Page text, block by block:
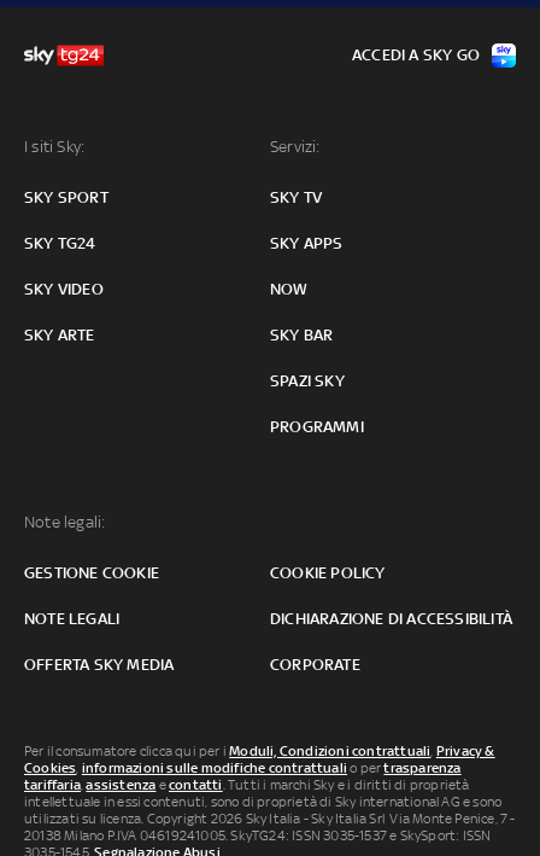
I siti Sky:
SKY SPORT
SKY TG24
SKY VIDEO
SKY ARTE
Servizi:
SKY TV
SKY APPS
NOW
SKY BAR
SPAZI SKY
PROGRAMMI
Note legali:
GESTIONE COOKIE COOKIE POLICY
NOTE LEGALI DICHIARAZIONE DI ACCESSIBILITÀ
OFFERTA SKY MEDIA CORPORATE
ACCEDI A SKY GO
Per il consumatore clicca qui per iModuli, Condizioni contrattuali, Privacy &
Cookies, informazioni sulle modifiche contrattuali o pertrasparenza
tariffaria,assistenza econtatti. Tutti i marchi Sky e i diritti di proprietà
intellettuale in essi contenuti, sono di proprietà di Sky international AG e sono
utilizzati su licenza. Copyright 2026 Sky Italia - Sky Italia Srl Via Monte Penice, 7 -
20138 Milano P.IVA 04619241005. SkyTG24: ISSN 3035-1537 e SkySport: ISSN
3035-1545.Segnalazione Abusi